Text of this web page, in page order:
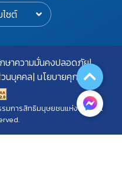
ซต์
ษาความมั่นคงปลอดภัย
นบุคคล นโยบายคุกกี้
มการสิทธิมนุษยชนแห่งชาติ. All